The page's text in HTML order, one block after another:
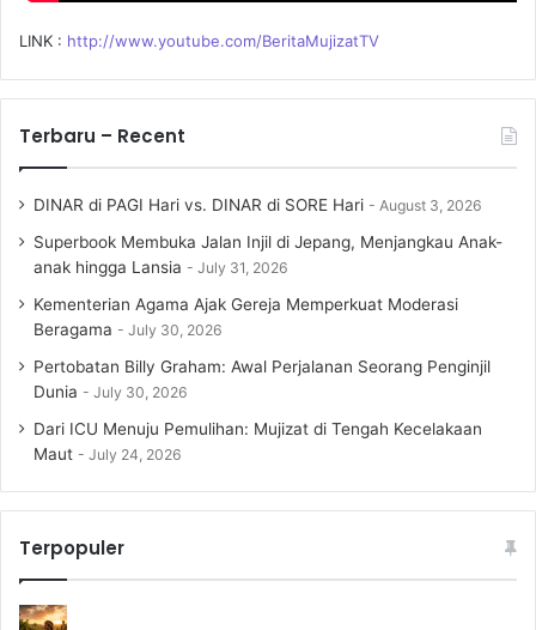
LINK : http://www.youtube.com/BeritaMujizatTV
Terbaru – Recent
DINAR di PAGI Hari vs. DINAR di SORE Hari August 3, 2026
Superbook Membuka Jalan Injil di Jepang, Menjangkau Anak-
anak hingga Lansia
July 31, 2026
Kementerian Agama Ajak Gereja Memperkuat Moderasi
Beragama
July 30, 2026
Pertobatan Billy Graham: Awal Perjalanan Seorang Penginjil
Dunia
July 30, 2026
Dari ICU Menuju Pemulihan: Mujizat di Tengah Kecelakaan
Maut
July 24, 2026
Terpopuler